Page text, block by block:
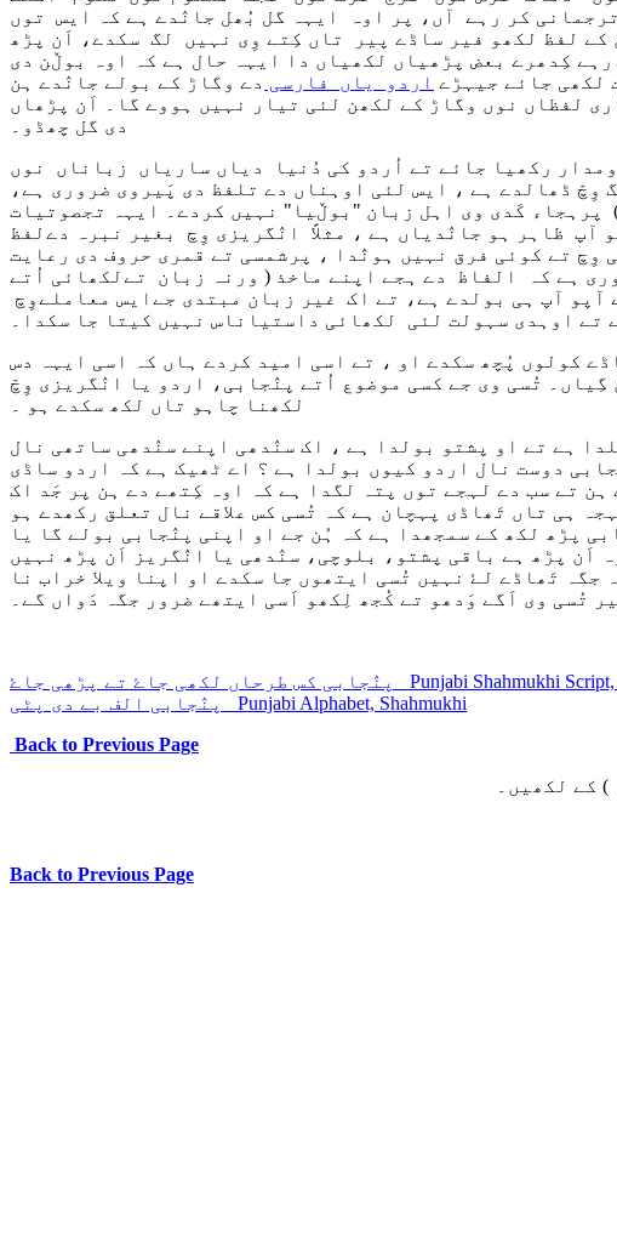
کر رہے آں، پر اوہ ایہہ گل بُھل جانٛدے ہے کہ ایس توں
لفظ لکھو فیر ساڈے پیر تاں کِتے وِی نہیں لگ سکدے، اَن پڑھ
کِدھرے بعض پڑھیاں لکھیاں دا ایہہ حال ہے کہ اوہ بوڵن دی
لکھی جائے جیہڑے اردو یاں فارسی دے وگاڑ کے بولے جانٛدے ہن
لفظاں نوں وگاڑ کے لکھن لئی تیار نہیں ہووے گا۔ اَن پڑھاں
دی گل چھڈو۔
رکھیا جائے تے اُردو کی دُنیا دیاں ساریاں زباناں نوں
ڈھالدے ہے ، ایس لئی اوہناں دے تلفظ دی پَیروی ضروری ہے،
وِچ تے کوئی فرق نہیں ہونٛدا ، پرشمسی تے قمری حروف دی رعایت
ہے کہ الفاظ دے ہجے اپنے ماخذ ( ورنہ زبان تےلکھائی اُتے
آپ ہی بولدے ہے، تے اک غیر زبان مبتدی جےایس معاملےوِچ
تے اوہدی سہولت لئی لکھائی داستیاناس نہیں کیتا جا سکدا۔
کولوں پُچھ سکدے او ، تے اسی امید کردے ہاں کہ اسی ایہہ دس
تُسی وی جے کسی موضوع اُتے پنٛجابی، اردو یا انٛگریزی وِچّ
لکھنا چاہو تاں لکھ سکدے ہو ۔
ہے تے او پشتو بولدا ہے ، اک سنٛدھی اپنے سنٛدھی ساتھی نال
دوست نال اردو کیوں بولدا ہے ؟ اے ٹھیک ہے کہ اردو ساڈی
تے سب دے لہجے توں پتہ لگدا ہے کہ اوہ کِتھے دے ہن پر جَد اک
ہی تاں تَھاڈی پہچان ہے کہ تُسی کس علاقے نال تعلق رکھدے ہو
پڑھ لکھ کے سمجھدا ہے کہ ہُن جے او اپنی پنٛجابی بولے گا یا
اَن پڑھ ہے باقی پشتو، بلوچی، سنٛدھی یا انٛگریز اَن پڑھ نہیں
تَھاڈے لۓ نہیں تُسی ایتھوں جا سکدے او اپنا ویلا خراب نا
تُسی وی اَگے وَدھو تے کُجھ لِکھو اَسی ایتھے ضرور جگہ دَواں گے۔
Punjabi Shahmukhi
Punjabi Alphabet, Shahmukhi
Back to Previous Page
کے لکھیں۔
Back to Previous Page